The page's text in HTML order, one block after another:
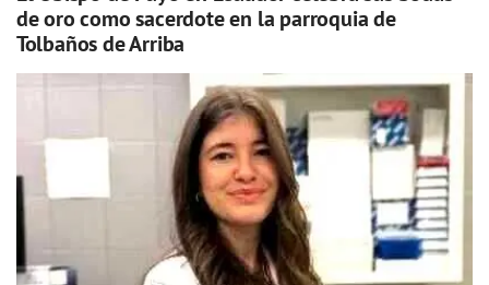
de oro como sacerdote en la parroquia de
Tolbaños de Arriba